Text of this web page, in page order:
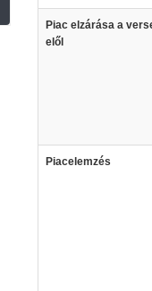
Piac elzárása a
elől
Piacelemzés